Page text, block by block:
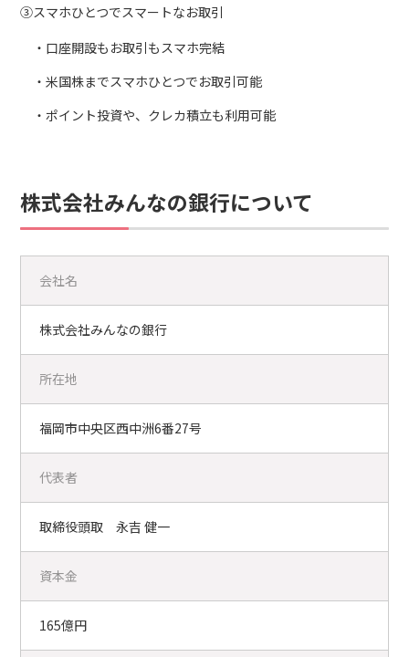
③スマホひとつでスマートなお取引
口座開設もお取引もスマホ完結
米国株までスマホひとつでお取引可能
ポイント投資や、クレカ積立も利用可能
株式会社みんなの銀行について
会社名
株式会社みんなの銀行
所在地
福岡市中央区西中洲6番27号
代表者
取締役頭取 永吉 健一
資本金
165億円